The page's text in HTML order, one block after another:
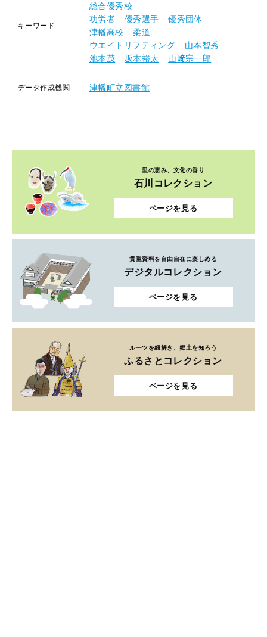
キーワード
総合優秀校
功労者
優秀選手
優秀団体
津幡高校
柔道
ウエイトリフティング
山本智秀
池本茂
坂本裕太 山﨑宗一郎
データ作成機関 津幡町立図書館
里の恵み、文化の香り
石川コレクション
ページを見る
貴重資料を自由自在に楽しめる
デジタルコレクション
ページを見る
ルーツを紐解き、郷土を知ろう
ふるさとコレクション
ページを見る